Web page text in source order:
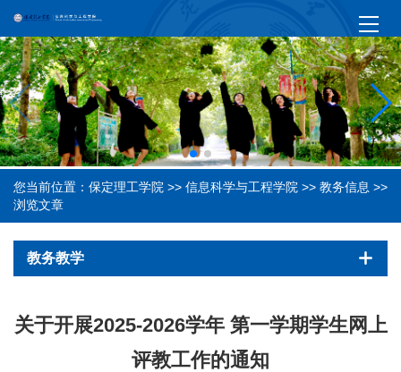
您当前位置： 保定理工学院 >> 信息科学与工程学院 >> 教务信息 >>
浏览文章
教务教学
关于开展2025-2026学年 第一学期学生网上
评教工作的通知